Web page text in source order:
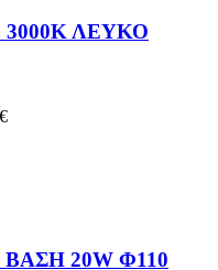
ΛΕΥΚΟ
€
20W Φ110